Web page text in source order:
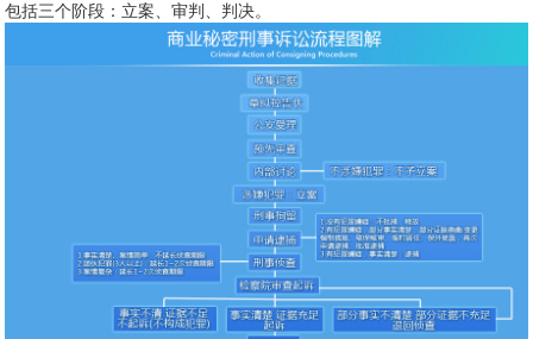
包括三个阶段：立案、审判、判决。